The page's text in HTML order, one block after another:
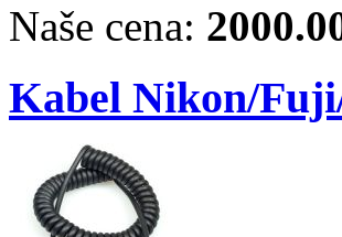
Naše cena:
Kabel Nikon/